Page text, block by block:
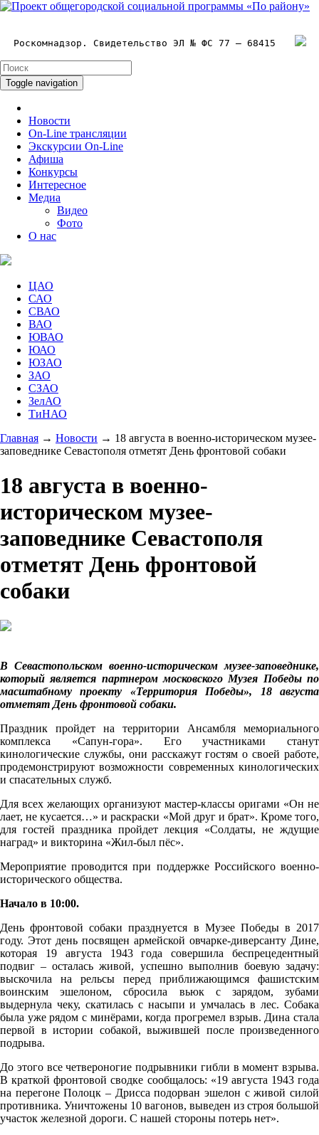
Роскомнадзор. Свидетельство ЭЛ № ФС 77 – 68415
Toggle navigation
Новости
On-Line трансляции
Экскурсии On-Line
Афиша
Конкурсы
Интересное
Медиа
Видео
Фото
О нас
ЦАО
САО
СВАО
ВАО
ЮВАО
ЮАО
ЮЗАО
ЗАО
СЗАО
ЗелАО
ТиНАО
Главная → Новости → 18 августа в военно-историческом музее-
заповеднике Севастополя отметят День фронтовой собаки
18 августа в военно-
историческом музее-
заповеднике Севастополя
отметят День фронтовой
собаки
В Севастопольском военно-историческом музее-заповеднике,
который является партнером московского Музея Победы по
масштабному проекту «Территория Победы», 18 августа
отметят День фронтовой собаки.
Праздник пройдет на территории Ансамбля мемориального
комплекса «Сапун-гора». Его участниками станут
кинологические службы, они расскажут гостям о своей работе,
продемонстрируют возможности современных кинологических
и спасательных служб.
Для всех желающих организуют мастер-классы оригами «Он не
лает, не кусается…» и раскраски «Мой друг и брат». Кроме того,
для гостей праздника пройдет лекция «Солдаты, не ждущие
наград» и викторина «Жил-был пёс».
Мероприятие проводится при поддержке Российского военно-
исторического общества.
Начало в 10:00.
День фронтовой собаки празднуется в Музее Победы в 2017
году. Этот день посвящен армейской овчарке-диверсанту Дине,
которая 19 августа 1943 года совершила беспрецедентный
подвиг – осталась живой, успешно выполнив боевую задачу:
выскочила на рельсы перед приближающимся фашистским
воинским эшелоном, сбросила вьюк с зарядом, зубами
выдернула чеку, скатилась с насыпи и умчалась в лес. Собака
была уже рядом с минёрами, когда прогремел взрыв. Дина стала
первой в истории собакой, выжившей после произведенного
подрыва.
До этого все четвероногие подрывники гибли в момент взрыва.
В краткой фронтовой сводке сообщалось: «19 августа 1943 года
на перегоне Полоцк – Дрисса подорван эшелон с живой силой
противника. Уничтожены 10 вагонов, выведен из строя большой
участок железной дороги. С нашей стороны потерь нет».